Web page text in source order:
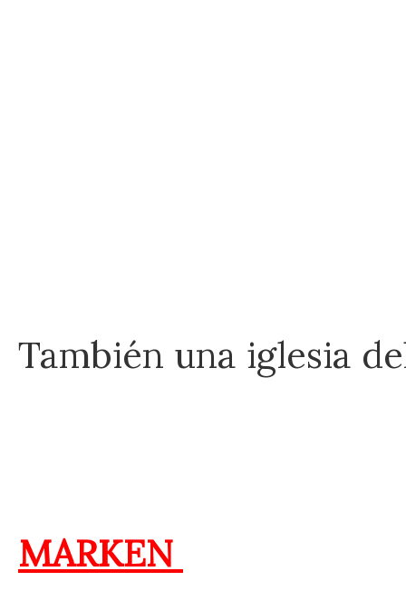
También una iglesia
MARKEN